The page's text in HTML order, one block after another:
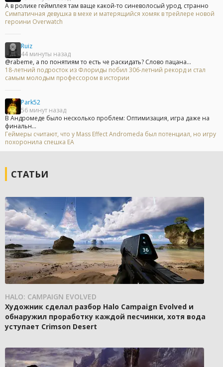
А в ролике геймплея там ваще какой-то синеволосый урод, странно
Симпатичная девушка в мехе и матерящийся хомяк в трейлере новой
героини Overwatch
Ruiz
44 минуты назад
@rabeme, а по понятиям то есть че раскидать? Слово пацана...
18-летний подросток из Флориды побил 306-летний рекорд и стал
самым молодым профессором в истории
Park52
56 минут назад
В Андромеде было несколько проблем: Оптимизация, игра даже на
финальн...
Геймеры считают, что у Mass Effect Andromeda был потенциал, но игру
похоронила спешка EA
СТАТЬИ
HALO: CAMPAIGN EVOLVED
Художник сделал разбор Halo Campaign Evolved и
обнаружил проработку каждой песчинки, хотя вода
уступает Crimson Desert